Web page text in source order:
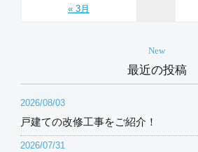
« 3月
New
最近の投稿
2026/08/03
戸建ての改修工事をご紹介！
2026/07/31